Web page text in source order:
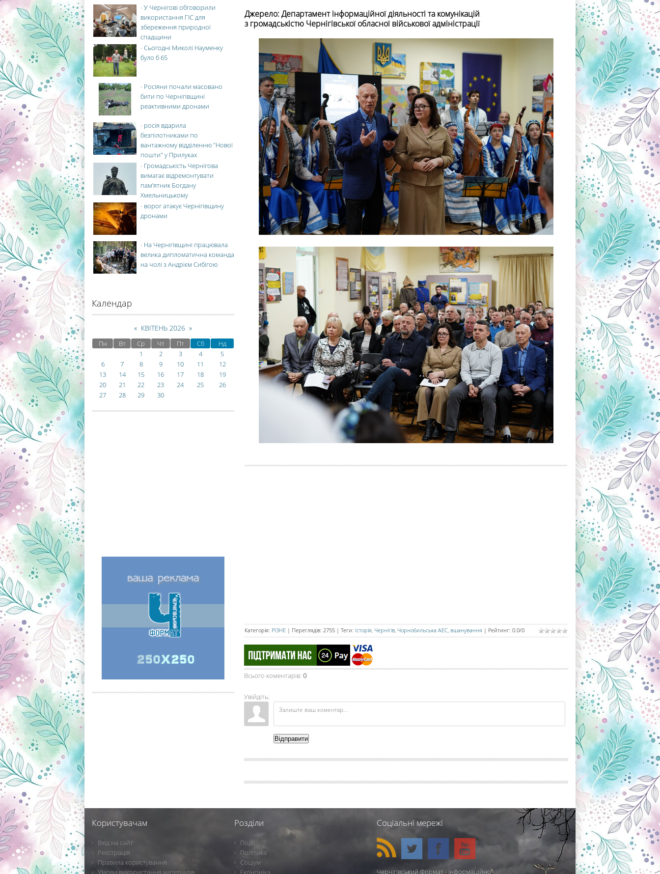
Джерело: Департамент інформаційної діяльності та комунікацій
з громадськістю Чернігівської обласної військової адміністрації
Категорія: РІЗНЕ | Переглядів: 2755 | Теги: Історія, Чернігів, Чорнобильська АЕС, вшанування | Рейтинг: 0.0/0
Всього коментарів: 0
Увійдіть:
Відправити
-У Чернігові обговорили
використання ГІС для
збереження природної
спадщини
-Сьогодні Миколі Науменку
було б 65
- Росіяни почали масовано
бити по Чернігівщині
реактивними дронами
- росія вдарила
безпілотниками по
вантажному відділенню "Нової
пошти" у Прилуках
- Громадськість Чернігова
вимагає відремонтувати
пам’ятник Богдану
Хмельницькому
- ворог атакує Чернігівщину
дронами
- На Чернігівщині працювала
велика дипломатична команда
на чолі з Андрієм Сибігою
Календар
« КВІТЕНЬ 2026 »
Пн Вт Ср Чт Пт Сб
Нд
1
2 3 4
5
6
7 8 9 10 11
12
13
14 15 16 17 18
19
20
21 22 23 24 25
26
27
28 29 30
Користувачам
Вхід на сайт
Реєстрація
Правила користування
Умови використання матеріалів
Розділи
Події
Політика
Соціум
Економіка
Соціальні мережі
Чернігівський Формат - інформаційно-